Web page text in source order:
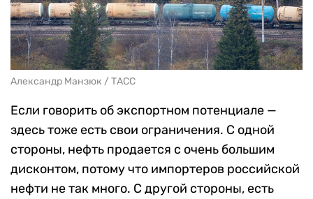
Александр Манзюк / ТАСС
Если говорить об экспортном потенциале —
здесь тоже есть свои ограничения. С одной
стороны, нефть продается с очень большим
дисконтом, потому что импортеров российской
нефти не так много. С другой стороны, есть